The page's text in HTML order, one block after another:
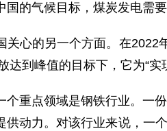
国的气候目标，煤炭发电需要
关心的另一个方面。在2022
达到峰值的目标下，它为“
个重点领域是钢铁行业。一
供动力。对该行业来说，一